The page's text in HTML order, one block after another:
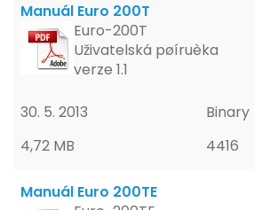
Manuál Euro 200T
Euro-200T
Uživatelská pøíruèka
verze 1.1
30. 5. 2013
Binary
4,72 MB
4416
Manuál Euro 200TE